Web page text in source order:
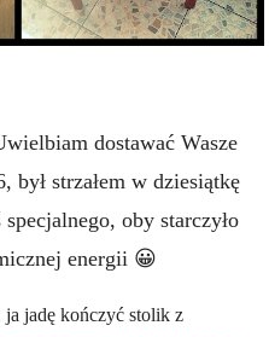
dostawać Wasze
był strzałem w dziesiątkę
oby starczyło
energii 😀
ja jadę kończyć stolik z